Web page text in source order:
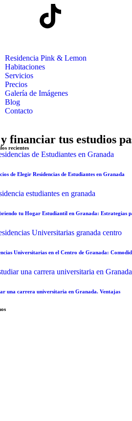
Residencia Pink & Lemon
Habitaciones
Servicios
Precios
Galería de Imágenes
Blog
Contacto
financiar tus estudios
recientes
de Elegir Residencias de Estudiantes en Granada
tu Hogar Estudiantil en Granada: Estrategias
Universitarias en el Centro de Granada:
una carrera universitaria en Granada. Ventajas